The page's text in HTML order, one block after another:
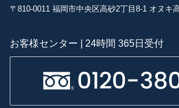
〒810-0011 福岡市中央区高砂2丁目8-1 オヌキ
お客様センター | 24時間 365日受付